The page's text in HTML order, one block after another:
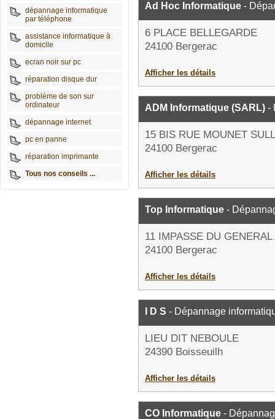
dépannage informatique
par téléphone
assistance informatique à
domicile
ecran noir sur pc
réparation disque dur
problème de son sur
ordinateur
dépannage internet
pc en panne
réparation imprimante
Tous nos conseils ...
Ad Hoc Informatique -
6 PLACE BELLEGARDE
24100 Bergerac
Afficher les détails
ADM Informatique (SARL) -
15 BIS RUE MOUNET
24100 Bergerac
Afficher les détails
Top Informatique -
11 IMPASSE DU
24100 Bergerac
Afficher les détails
I D S - Dépannage
LIEU DIT NEBOULE
24390 Boisseuilh
Afficher les détails
CO Informatique -